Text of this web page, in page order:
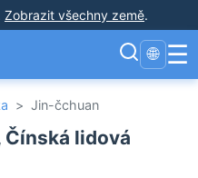
Zobrazit všechny země.
🌐 ☰
> Jin-čchuan
lidová